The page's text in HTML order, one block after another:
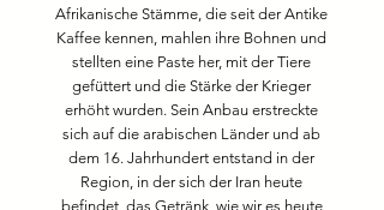
Afrikanische Stämme, die seit der Antike
Kaffee kennen, mahlen ihre Bohnen und
stellten eine Paste her, mit der Tiere
gefüttert und die Stärke der Krieger
erhöht wurden. Sein Anbau erstreckte
sich auf die arabischen Länder und ab
dem 16. Jahrhundert entstand in der
Region, in der sich der Iran heute
befindet, das Getränk, wie wir es heute